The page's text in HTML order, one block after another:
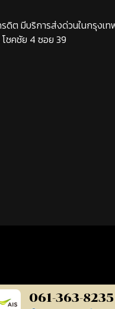
รดิต มีบริการส่งด่วนในกรุงเ
ชคชัย 4 ซอย 39
061-363-8235